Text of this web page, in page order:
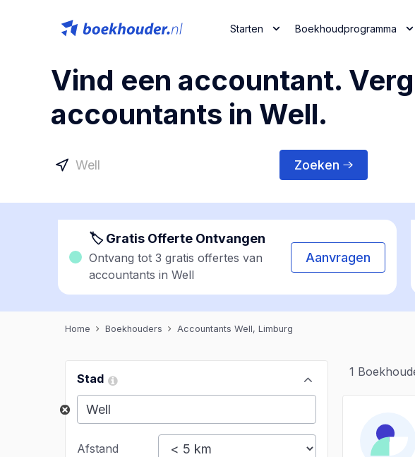
Starten Boekhoudprogramma
Vind een accountant.
accountants in Well.
Zoeken
🏷 Gratis Offerte Ontvangen
Ontvang tot 3 gratis offertes van
accountants in Well
Aanvragen
Home Boekhouders Accountants Well, Limburg
Stad
Afstand
1